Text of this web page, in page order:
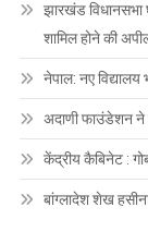
झारखंड विधानसभा
शामिल होने की
नेपाल: नए विद्यालय
अदाणी फाउंडेशन ने
केंद्रीय कैबिनेट :
बांग्लादेश शेख